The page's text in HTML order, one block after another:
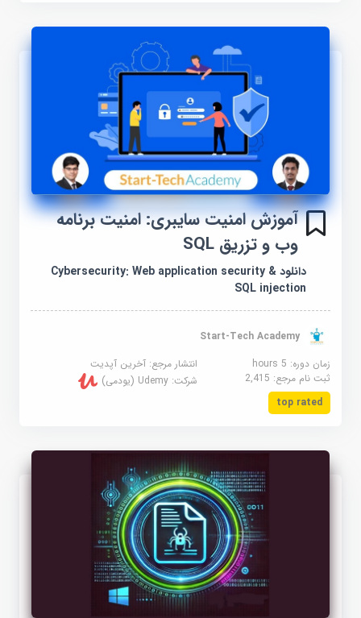
آموزش امنیت سایبری: امنیت برنامه
وب و تزریق SQL
دانلود Cybersecurity: Web application security &
SQL injection
Start-Tech Academy
زمان دوره: 5 hours
انتشار مرجع:آخرین آپدیت
ثبت نام مرجع:2,415 شرکت:Udemy (یودمی)
top rated